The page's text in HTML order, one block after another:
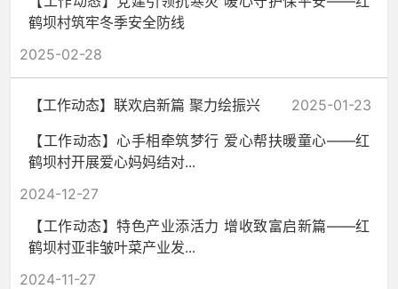
鹤坝村筑牢冬季安全防线
2025-02-28
【工作动态】联欢启新篇 聚力绘振兴
2025-01-23
【工作动态】心手相牵筑梦行 爱心帮扶暖童心——红
鹤坝村开展爱心妈妈结对...
2024-12-27
【工作动态】特色产业添活力 增收致富启新篇——红
鹤坝村亚非皱叶菜产业发...
2024-11-27